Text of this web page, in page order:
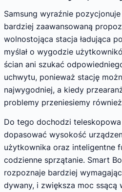
Samsung wyraźnie
bardziej zaawansowaną
wolnostojąca stacja ładująca
myślał o wygodzie
ścian ani szukać
uchwytu, ponieważ stację
najwygodniej, a kiedy
problemy przeniesiemy
Do tego dochodzi
dopasować wysokość
użytkownika oraz inteligentne
codzienne sprzątanie. Smart
rozpoznaje bardziej
dywany, i zwiększa moc ssącą